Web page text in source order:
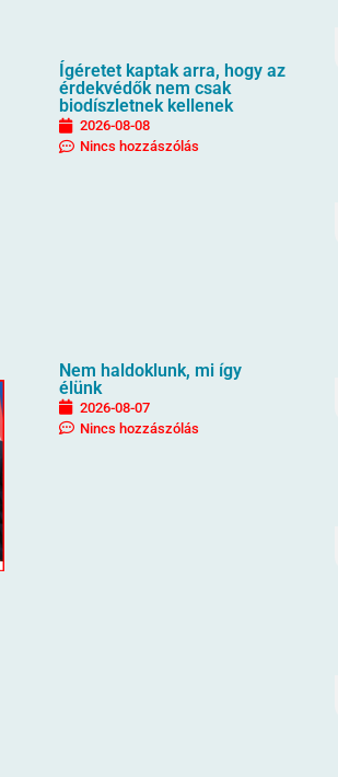
Ígéretet kaptak arra, hogy az
érdekvédők nem csak
biodíszletnek kellenek
2026-08-08
Nincs hozzászólás
Nem haldoklunk, mi így
élünk
2026-08-07
Nincs hozzászólás